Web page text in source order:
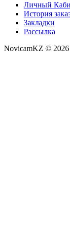
Личный
История
Закладки
Рассылка
NovicamKZ © 2026